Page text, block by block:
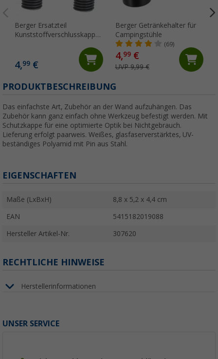
Berger Ersatzteil
Kunststoffverschlusskappen
4,99 €
Berger Getränkehalter für
Campingstühle
(69)
4,99€
UVP 9,99 €
PRODUKTBESCHREIBUNG
Das einfachste Art, Zubehör an der Wand aufzuhängen. Das
Zubehör kann ganz einfach ohne Werkzeug befestigt werden. Mit
Schutzkappe für eine optimierte Optik bei Nichtgebrauch.
Lieferung erfolgt paarweis. Weißes, glasfaserverstärktes, UV-
beständiges Polyamid mit Pin aus Stahl.
EIGENSCHAFTEN
Maße (LxBxH) 8,8 x 5,2 x 4,4 cm
EAN 5415182019088
Hersteller Artikel-Nr. 307620
RECHTLICHE HINWEISE
Herstellerinformationen
UNSER SERVICE